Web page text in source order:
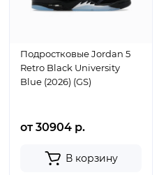
Подростковые Jordan 5
Retro Black University
Blue (2026) (GS)
от 30904 р.
В корзину